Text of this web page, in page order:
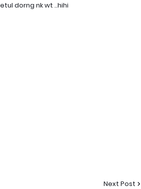
dorng nk wt ..hihi
Next Post